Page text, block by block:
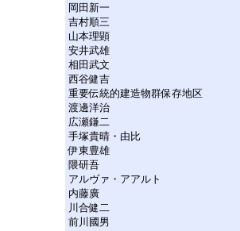
岡田新一
吉村順三
山本理顕
安井武雄
相田武文
西谷健吉
重要伝統的建造物群保存地区
渡邊洋治
広瀬鎌二
手塚貴晴・由比
伊東豊雄
隈研吾
アルヴァ・アアルト
内藤廣
川合健二
前川國男